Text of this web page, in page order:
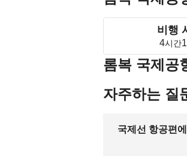
비행
4시간
롬복 국제공
자주하는 질
국제선 항공편